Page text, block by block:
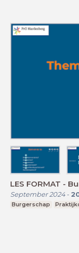
LES FORMAT -
September 2024-
Burgerschap